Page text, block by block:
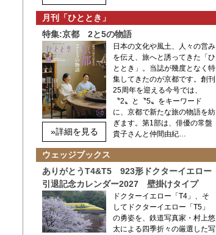
月刊「ひととき」
特集:京都 2と5の物語
»詳細を見る
日本の文化や風土、人々の営み
を伝え、旅へと誘ってきた「ひ
ととき」。当誌が幾度となく特
集してきたのが京都です。創刊
25周年を迎える今号では、
〝2〟と〝5〟をキーワード
に、京都で新たな旅の物語を紡
ぎます。第1部は、俳優の常盤
貴子さんと仲間由紀…
ウェッジブックス
ありがとうT4&T5 923形ドクターイエロー
引退記念カレンダー2027 壁掛けタイプ
ドクターイエロー「T4」、そ
してドクターイエロー「T5」
の勇姿を、鉄道写真家・村上悠
太による四季折々の厳選した写